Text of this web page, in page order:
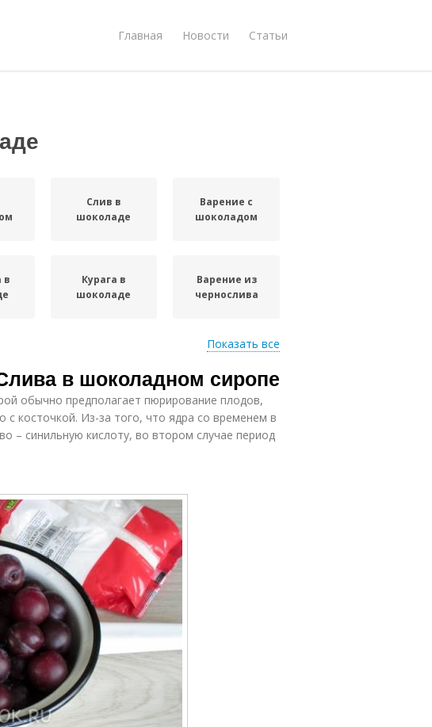
Главная Новости Статьи
Слив в
шоколаде
Варение с
шоколадом
в
Курага в
шоколаде
Варение из
чернослива
Показать все
в шоколадном сиропе
обычно предполагает пюрирование плодов,
косточкой. Из-за того, что ядра со временем в
– синильную кислоту, во втором случае период